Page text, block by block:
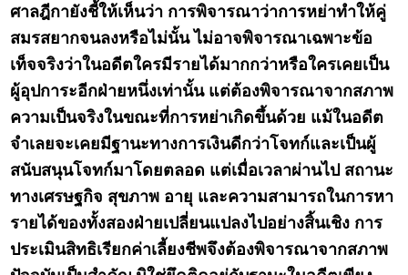
ศาลฎีกายังชี้ให้เห็นว่า การพิจารณาว่าการหย่าทำให้คู่
สมรสยากจนลงหรือไม่นั้น ไม่อาจพิจารณาเฉพาะข้อ
เท็จจริงว่าในอดีตใครมีรายได้มากกว่าหรือใครเคยเป็น
ผู้อุปการะอีกฝ่ายหนึ่งเท่านั้น แต่ต้องพิจารณาจากสภาพ
ความเป็นจริงในขณะที่การหย่าเกิดขึ้นด้วย แม้ในอดีต
จำเลยจะเคยมีฐานะทางการเงินดีกว่าโจทก์และเป็นผู้
สนับสนุนโจทก์มาโดยตลอด แต่เมื่อเวลาผ่านไป สถานะ
ทางเศรษฐกิจ สุขภาพ อายุ และความสามารถในการหา
รายได้ของทั้งสองฝ่ายเปลี่ยนแปลงไปอย่างสิ้นเชิง การ
ประเมินสิทธิเรียกค่าเลี้ยงชีพจึงต้องพิจารณาจากสภาพ